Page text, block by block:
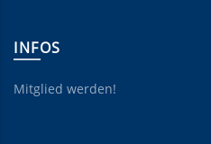
INFOS
Mitglied werden!